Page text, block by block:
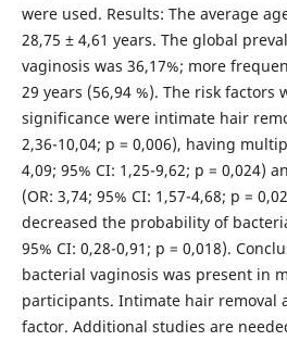
were used. Results: The average
28,75 ± 4,61 years. The global
vaginosis was 36,17%; more
29 years (56,94 %). The risk factors
significance were intimate hair
2,36-10,04; p = 0,006), having
4,09; 95% CI: 1,25-9,62; p = 0,024)
(OR: 3,74; 95% CI: 1,57-4,68; p =
decreased the probability of
95% CI: 0,28-0,91; p = 0,018).
bacterial vaginosis was present in
participants. Intimate hair removal
factor. Additional studies are